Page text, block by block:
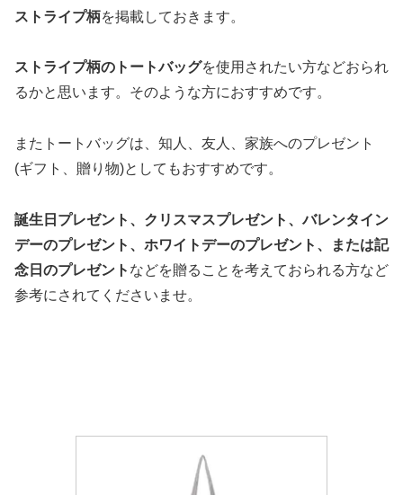
ストライプ柄を掲載しておきます。
ストライプ柄のトートバッグを使用されたい方などおられ
るかと思います。そのような方におすすめです。
またトートバッグは、知人、友人、家族へのプレゼント
(ギフト、贈り物)としてもおすすめです。
誕生日プレゼント、クリスマスプレゼント、バレンタイン
デーのプレゼント、ホワイトデーのプレゼント、または記
念日のプレゼント などを贈ることを考えておられる方など
参考にされてくださいませ。